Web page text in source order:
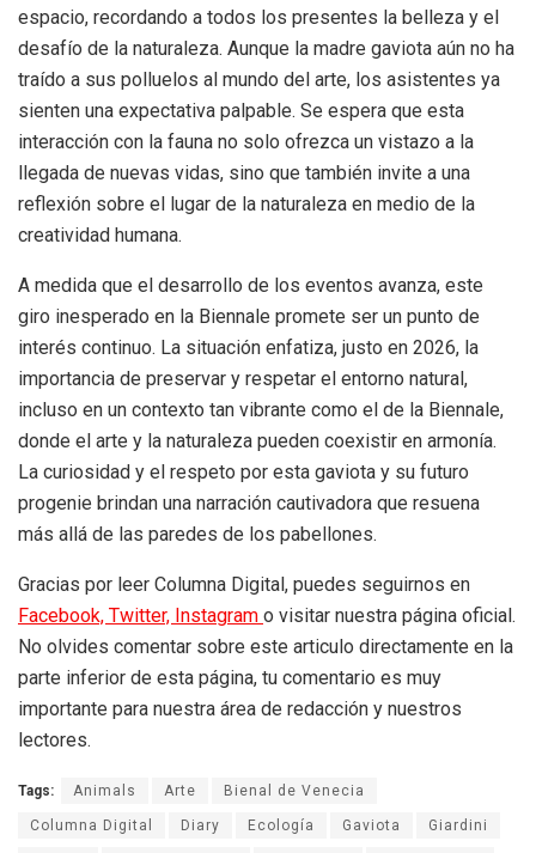
espacio, recordando a todos los presentes la belleza y el
desafío de la naturaleza. Aunque la madre gaviota aún no ha
traído a sus polluelos al mundo del arte, los asistentes ya
sienten una expectativa palpable. Se espera que esta
interacción con la fauna no solo ofrezca un vistazo a la
llegada de nuevas vidas, sino que también invite a una
reflexión sobre el lugar de la naturaleza en medio de la
creatividad humana.
A medida que el desarrollo de los eventos avanza, este
giro inesperado en la Biennale promete ser un punto de
interés continuo. La situación enfatiza, justo en 2026, la
importancia de preservar y respetar el entorno natural,
incluso en un contexto tan vibrante como el de la Biennale,
donde el arte y la naturaleza pueden coexistir en armonía.
La curiosidad y el respeto por esta gaviota y su futuro
progenie brindan una narración cautivadora que resuena
más allá de las paredes de los pabellones.
Gracias por leer Columna Digital, puedes seguirnos en
Facebook, Twitter, Instagram o visitar nuestra página oficial.
No olvides comentar sobre este articulo directamente en la
parte inferior de esta página, tu comentario es muy
importante para nuestra área de redacción y nuestros
lectores.
Tags: Animals Arte Bienal de Venecia
Columna Digital Diary Ecología Gaviota Giardini